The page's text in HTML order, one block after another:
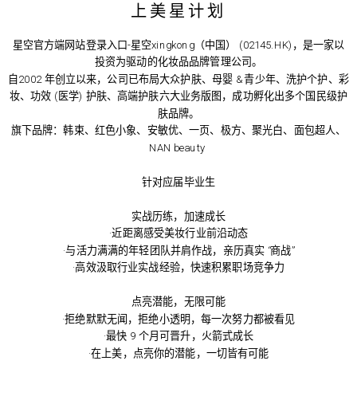
上美星计划
星空官方端网站登录入口-星空xingkong（中国） (02145.HK)，是一家以
投资为驱动的化妆品品牌管理公司。
自2002 年创立以来，公司已布局大众护肤、母婴 & 青少年、洗护个护、彩
妆、功效 (医学) 护肤、高端护肤六大业务版图，成功孵化出多个国民级护
肤品牌。
旗下品牌：韩束、红色小象、安敏优、一页、极方、聚光白、面包超人、
NAN beauty
针对应届毕业生
实战历练，加速成长
·近距离感受美妆行业前沿动态
·与活力满满的年轻团队并肩作战，亲历真实 “商战”
·高效汲取行业实战经验，快速积累职场竞争力
点亮潜能，无限可能
·拒绝默默无闻，拒绝小透明，每一次努力都被看见
·最快 9 个月可晋升，火箭式成长
·在上美，点亮你的潜能，一切皆有可能